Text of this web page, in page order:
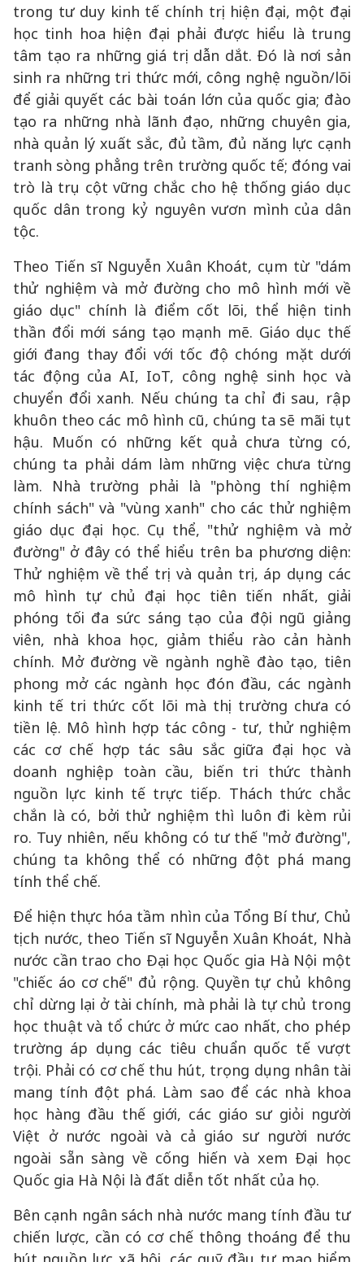
trong tư duy kinh tế chính trị hiện đại, một đại
học tinh hoa hiện đại phải được hiểu là trung
tâm tạo ra những giá trị dẫn dắt. Đó là nơi sản
sinh ra những tri thức mới, công nghệ nguồn/lõi
để giải quyết các bài toán lớn của quốc gia; đào
tạo ra những nhà lãnh đạo, những chuyên gia,
nhà quản lý xuất sắc, đủ tầm, đủ năng lực cạnh
tranh sòng phẳng trên trường quốc tế; đóng vai
trò là trụ cột vững chắc cho hệ thống giáo dục
quốc dân trong kỷ nguyên vươn mình của dân
tộc.
Theo Tiến sĩ Nguyễn Xuân Khoát, cụm từ "dám
thử nghiệm và mở đường cho mô hình mới về
giáo dục" chính là điểm cốt lõi, thể hiện tinh
thần đổi mới sáng tạo mạnh mẽ. Giáo dục thế
giới đang thay đổi với tốc độ chóng mặt dưới
tác động của AI, IoT, công nghệ sinh học và
chuyển đổi xanh. Nếu chúng ta chỉ đi sau, rập
khuôn theo các mô hình cũ, chúng ta sẽ mãi tụt
hậu. Muốn có những kết quả chưa từng có,
chúng ta phải dám làm những việc chưa từng
làm. Nhà trường phải là "phòng thí nghiệm
chính sách" và "vùng xanh" cho các thử nghiệm
giáo dục đại học. Cụ thể, "thử nghiệm và mở
đường" ở đây có thể hiểu trên ba phương diện:
Thử nghiệm về thể trị và quản trị, áp dụng các
mô hình tự chủ đại học tiên tiến nhất, giải
phóng tối đa sức sáng tạo của đội ngũ giảng
viên, nhà khoa học, giảm thiểu rào cản hành
chính. Mở đường về ngành nghề đào tạo, tiên
phong mở các ngành học đón đầu, các ngành
kinh tế tri thức cốt lõi mà thị trường chưa có
tiền lệ. Mô hình hợp tác công - tư, thử nghiệm
các cơ chế hợp tác sâu sắc giữa đại học và
doanh nghiệp toàn cầu, biến tri thức thành
nguồn lực kinh tế trực tiếp. Thách thức chắc
chắn là có, bởi thử nghiệm thì luôn đi kèm rủi
ro. Tuy nhiên, nếu không có tư thế "mở đường",
chúng ta không thể có những đột phá mang
tính thể chế.
Để hiện thực hóa tầm nhìn của Tổng Bí thư, Chủ
tịch nước, theo Tiến sĩ Nguyễn Xuân Khoát, Nhà
nước cần trao cho Đại học Quốc gia Hà Nội một
"chiếc áo cơ chế" đủ rộng. Quyền tự chủ không
chỉ dừng lại ở tài chính, mà phải là tự chủ trong
học thuật và tổ chức ở mức cao nhất, cho phép
trường áp dụng các tiêu chuẩn quốc tế vượt
trội. Phải có cơ chế thu hút, trọng dụng nhân tài
mang tính đột phá. Làm sao để các nhà khoa
học hàng đầu thế giới, các giáo sư giỏi người
Việt ở nước ngoài và cả giáo sư người nước
ngoài sẵn sàng về cống hiến và xem Đại học
Quốc gia Hà Nội là đất diễn tốt nhất của họ.
Bên cạnh ngân sách nhà nước mang tính đầu tư
chiến lược, cần có cơ chế thông thoáng để thu